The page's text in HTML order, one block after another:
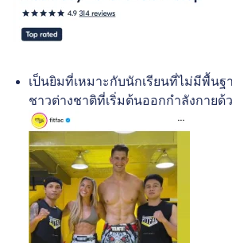
เป็นยิมที่เหมาะกับนักเรียนที่ไม่มีพื้น
ชาวต่างชาติที่เริ่มต้นออกกำลังกายด้